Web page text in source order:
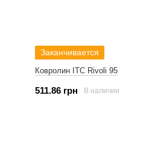
Заканчивается
Ковролин ITC Rivoli 95
511.86 грн В наличии